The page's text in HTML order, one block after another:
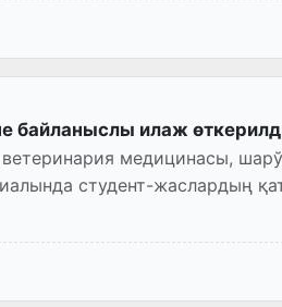
байланыслы илаж
медицинасы,
студент-жаслардың